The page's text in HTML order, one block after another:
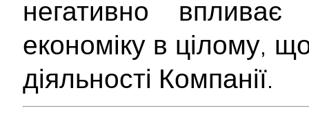
негативно
економіку в цілому,
діяльності Компанії.